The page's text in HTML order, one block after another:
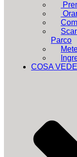
Parco
COSA